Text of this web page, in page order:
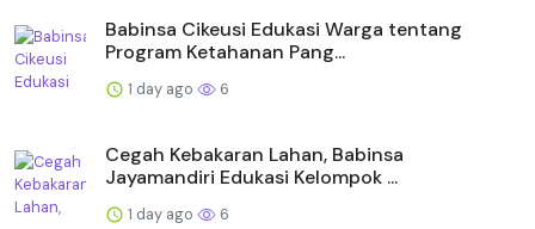
Babinsa Cikeusi Edukasi Warga tentang
Program Ketahanan Pang...
1 day ago 6
Cegah Kebakaran Lahan, Babinsa
Jayamandiri Edukasi Kelompok ...
1 day ago 6